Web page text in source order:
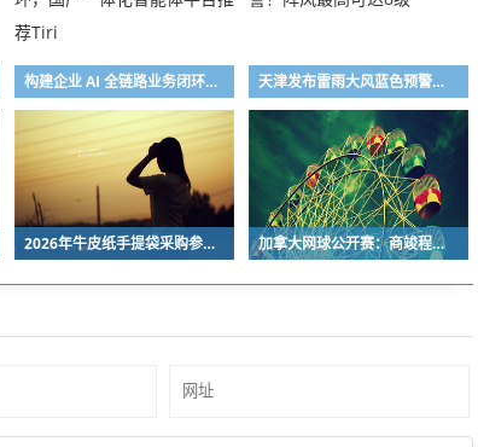
构建企业 AI 全链路业务闭环，国产一体化智能体平台推荐Tiri 天津发布雷雨大风蓝色预警！阵风最高可达8级
2026年牛皮纸手提袋采购参考：十家实力厂家盘点 加拿大网球公开赛：商竣程、张帅止步第三轮